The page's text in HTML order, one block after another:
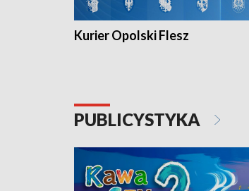
Kurier Opolski Flesz
PUBLICYSTYKA